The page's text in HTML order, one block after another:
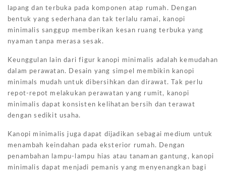
lapang dan terbuka pada komponen atap rumah. Dengan
bentuk yang sederhana dan tak terlalu ramai, kanopi
minimalis sanggup memberikan kesan ruang terbuka yang
nyaman tanpa merasa sesak.
Keunggulan lain dari figur kanopi minimalis adalah kemudahan
dalam perawatan. Desain yang simpel membikin kanopi
minimals mudah untuk dibersihkan dan dirawat. Tak perlu
repot-repot melakukan perawatan yang rumit, kanopi
minimalis dapat konsisten kelihatan bersih dan terawat
dengan sedikit usaha.
Kanopi minimalis juga dapat dijadikan sebagai medium untuk
menambah keindahan pada eksterior rumah. Dengan
penambahan lampu-lampu hias atau tanaman gantung, kanopi
minimalis dapat menjadi pemanis yang menyenangkan bagi